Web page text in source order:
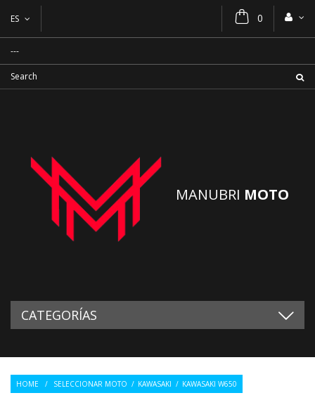
ES 0
MANUBRI MOTO
CATEGORÍAS
HOME / SELECCIONAR MOTO / KAWASAKI / KAWASAKI W650